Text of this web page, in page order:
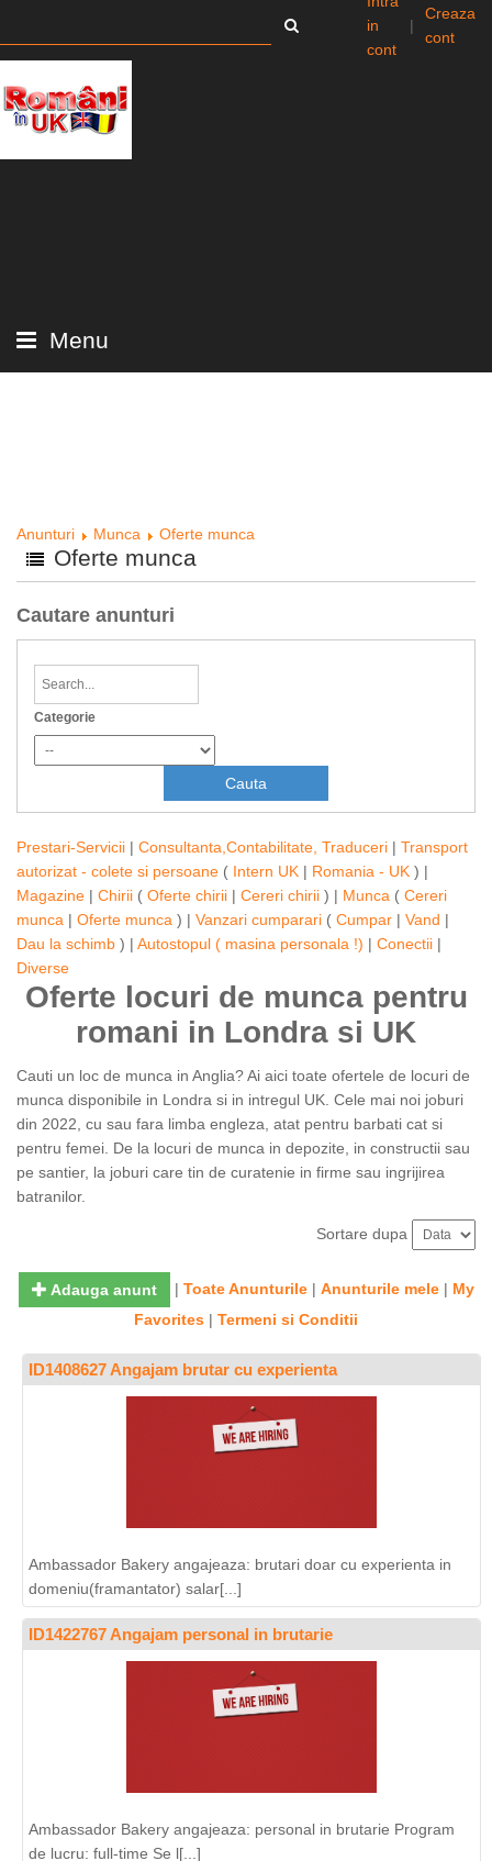
in
cont
|
Creaza
cont
Menu
Anunturi Munca Oferte munca
Oferte munca
Cautare anunturi
Categorie
Prestari-Servicii | Consultanta,Contabilitate, Traduceri | Transport
autorizat - colete si persoane ( Intern UK | Romania - UK ) |
Magazine | Chirii ( Oferte chirii | Cereri chirii ) | Munca ( Cereri
munca | Oferte munca ) | Vanzari cumparari ( Cumpar | Vand |
Dau la schimb ) | Autostopul ( masina personala !) | Conectii |
Diverse
Oferte locuri de munca pentru
romani in Londra si UK
Cauti un loc de munca in Anglia? Ai aici toate ofertele de locuri de
munca disponibile in Londra si in intregul UK. Cele mai noi joburi
din 2022, cu sau fara limba engleza, atat pentru barbati cat si
pentru femei. De la locuri de munca in depozite, in constructii sau
pe santier, la joburi care tin de curatenie in firme sau ingrijirea
batranilor.
Sortare dupa
Adauga anunt | Toate Anunturile| Anunturile mele| My
Favorites | Termeni si Conditii
ID1408627 Angajam brutar cu experienta
Ambassador Bakery angajeaza: brutari doar cu experienta in
domeniu(framantator) salar[...]
ID1422767 Angajam personal in brutarie
Ambassador Bakery angajeaza: personal in brutarie Program
de lucru: full-time Se l[...]